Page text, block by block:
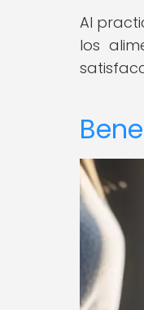
Al
los